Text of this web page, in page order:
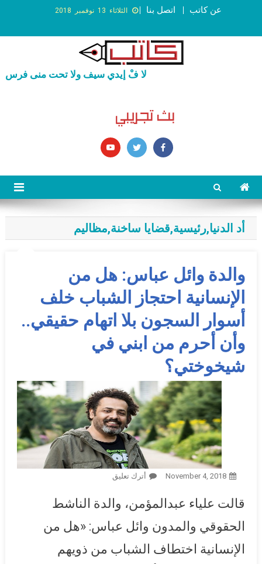
الثلاثاء 13 نوفمبر 2018 اتصل بنا عن كاتب
لا فْ إيدي سيف ولا تحت منى فرس
أد الدنيا,رئيسية,قضايا ساخنة,مظاليم
والدة وائل عباس: هل من
الإنسانية احتجاز الشباب خلف
أسوار السجون بلا اتهام حقيقي..
وأن أحرم من ابني في
شيخوختي؟
November 4, 2018 أترك تعليق
أسوار السجون بلا اتهام
شيخوختي؟
قالت علياء عبدالمؤمن، والدة الناشط
الحقوقي والمدون وائل عباس: «هل من
الإنسانية اختطاف الشباب من ذويهم